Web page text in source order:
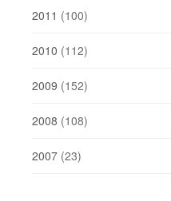
2011 (100)
2010 (112)
2009 (152)
2008 (108)
2007 (23)